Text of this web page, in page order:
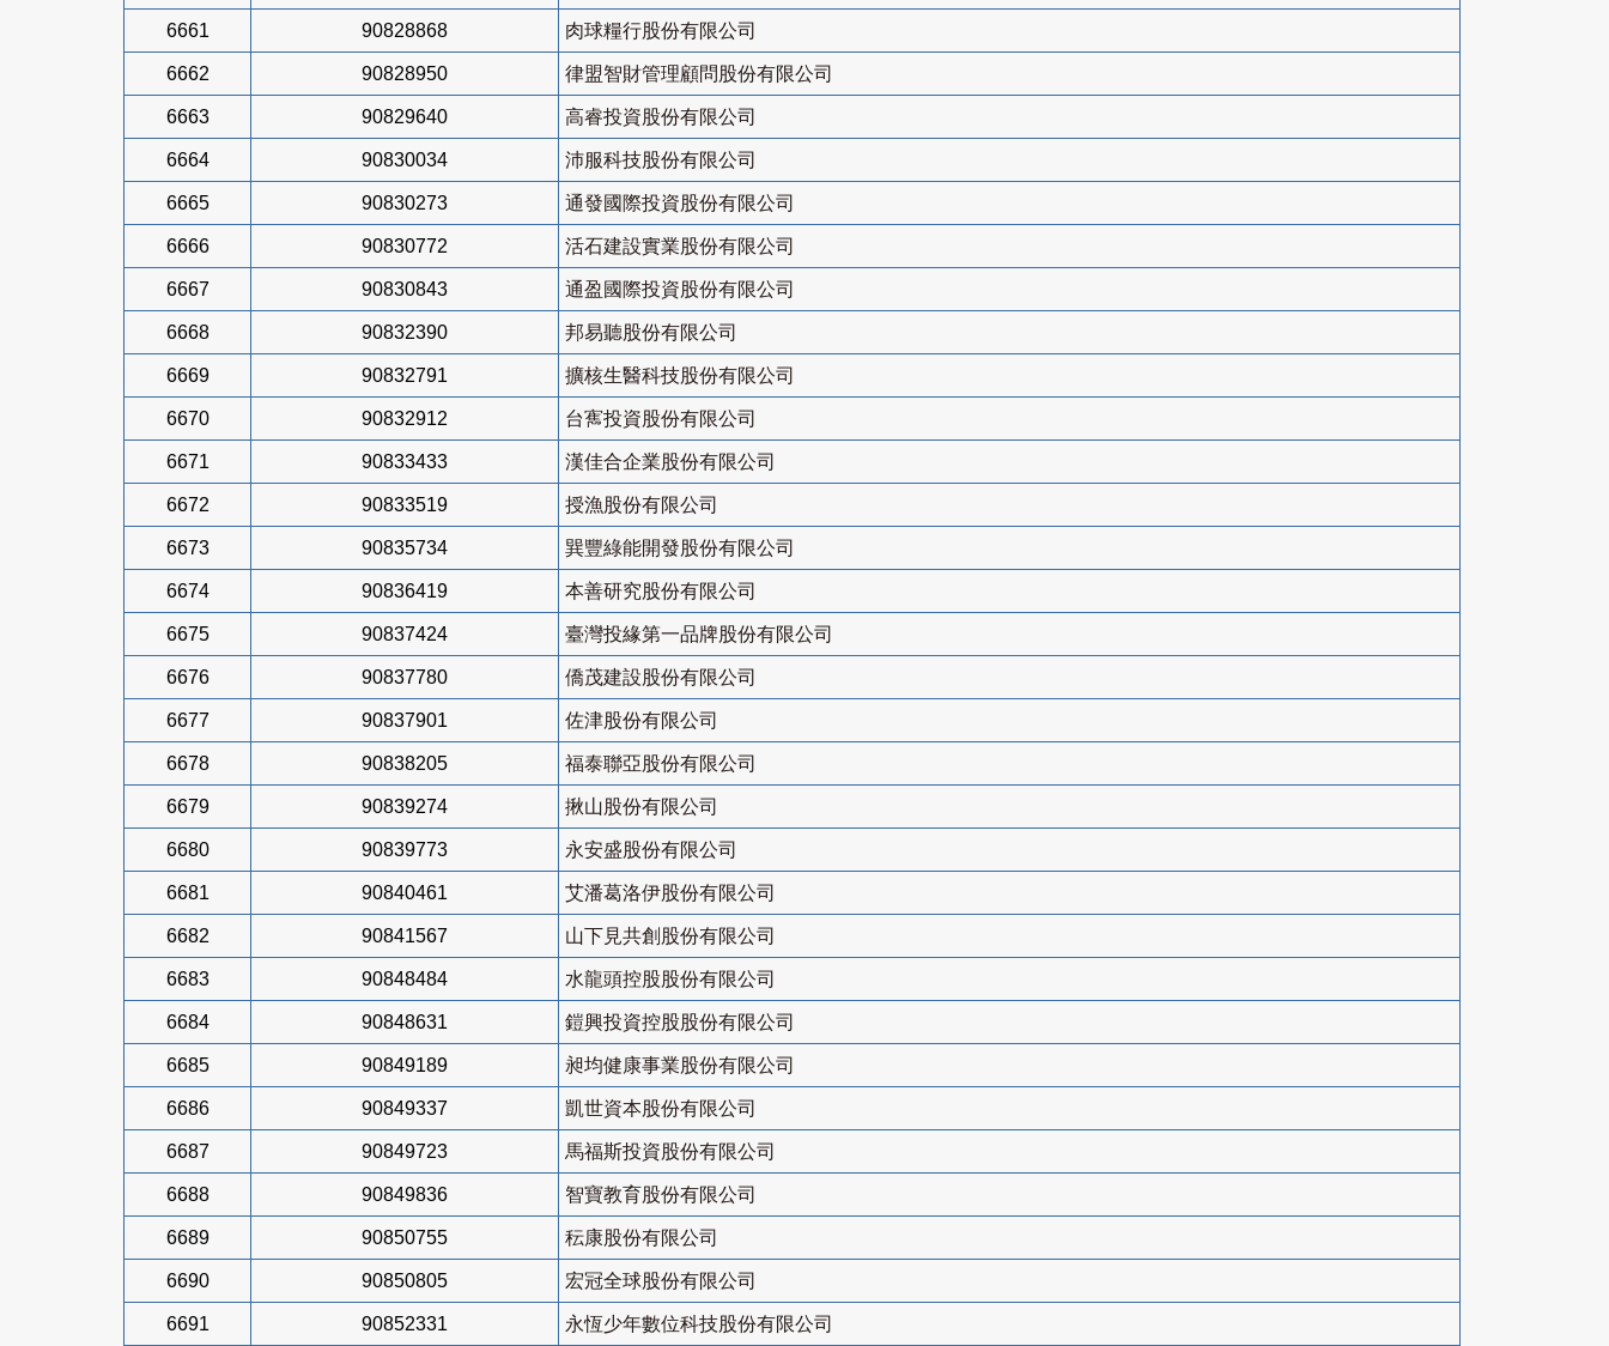
6661 90828868 肉球糧行股份有限公司
6662 90828950 律盟智財管理顧問股份有限公司
6663 90829640 高睿投資股份有限公司
6664 90830034 沛服科技股份有限公司
6665 90830273 通發國際投資股份有限公司
6666 90830772 活石建設實業股份有限公司
6667 90830843 通盈國際投資股份有限公司
6668 90832390 邦易聽股份有限公司
6669 90832791 擴核生醫科技股份有限公司
6670 90832912 台寯投資股份有限公司
6671 90833433 漢佳合企業股份有限公司
6672 90833519 授漁股份有限公司
6673 90835734 巽豐綠能開發股份有限公司
6674 90836419 本善研究股份有限公司
6675 90837424 臺灣投緣第一品牌股份有限公司
6676 90837780 僑茂建設股份有限公司
6677 90837901 佐津股份有限公司
6678 90838205 福泰聯亞股份有限公司
6679 90839274 揪山股份有限公司
6680 90839773 永安盛股份有限公司
6681 90840461 艾潘葛洛伊股份有限公司
6682 90841567 山下見共創股份有限公司
6683 90848484 水龍頭控股股份有限公司
6684 90848631 鎧興投資控股股份有限公司
6685 90849189 昶均健康事業股份有限公司
6686 90849337 凱世資本股份有限公司
6687 90849723 馬福斯投資股份有限公司
6688 90849836 智寶教育股份有限公司
6689 90850755 秐康股份有限公司
6690 90850805 宏冠全球股份有限公司
6691 90852331 永恆少年數位科技股份有限公司